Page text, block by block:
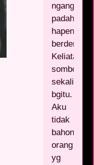
ngangkat,
padahal
hapenya
berdering.
sombong
sekali
bgitu.
Aku
tidak
bahong,
orang
yg